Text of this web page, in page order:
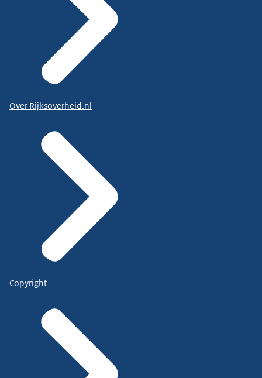
Over Rijksoverheid.nl
Copyright